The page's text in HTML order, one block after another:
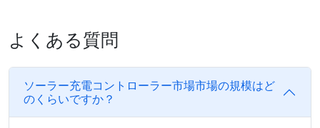
よくある質問
ソーラー充電コントローラー市場市場の規模はど
のくらいですか？